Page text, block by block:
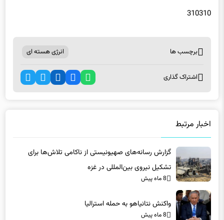
310310
برچسب ها انرژی هسته ای
اشتراک گذاری
اخبار مرتبط
گزارش رسانه‌های صهیونیستی از ناکامی تلاش‌ها برای
تشکیل نیروی بین‌المللی در غزه
8 ماه پیش
واکنش نتانیاهو به حمله استرالیا
8 ماه پیش